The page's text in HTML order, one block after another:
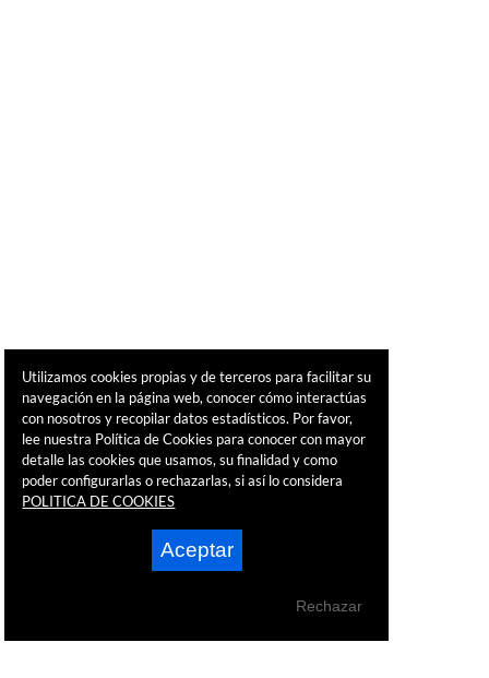
Utilizamos cookies propias y de terceros para facilitar su
navegación en la página web, conocer cómo interactúas
con nosotros y recopilar datos estadísticos. Por favor,
lee nuestra Política de Cookies para conocer con mayor
detalle las cookies que usamos, su finalidad y como
poder configurarlas o rechazarlas, si así lo considera
POLITICA DE COOKIES
Aceptar
Rechazar